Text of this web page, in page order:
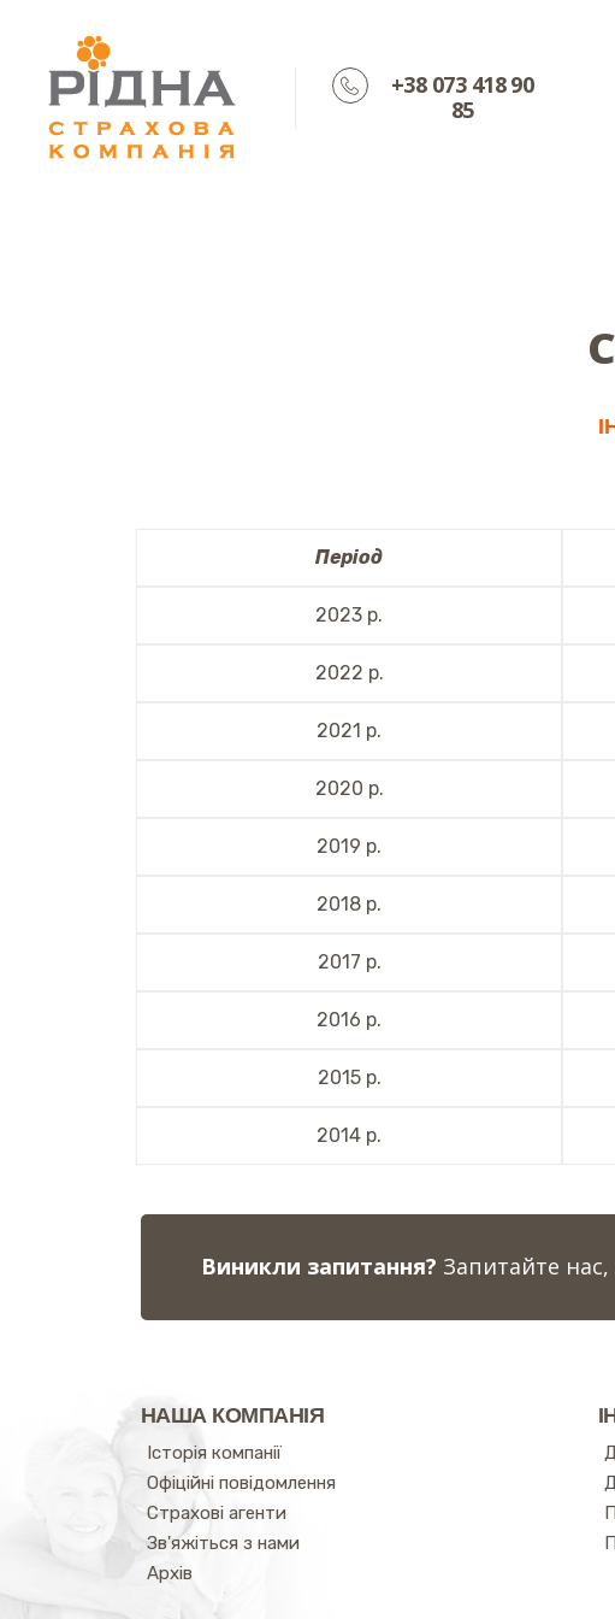
+38 073 418 90
85
Період
2023 р.
2022 р.
2021 р.
2020 р.
2019 р.
2018 р.
2017 р.
2016 р.
2015 р.
2014 р.
Виникли запитання? Запитайте
НАША КОМПАНІЯ
Історія компанії
Офіційні повідомлення
Страхові агенти
Зв'яжіться з нами
Архів